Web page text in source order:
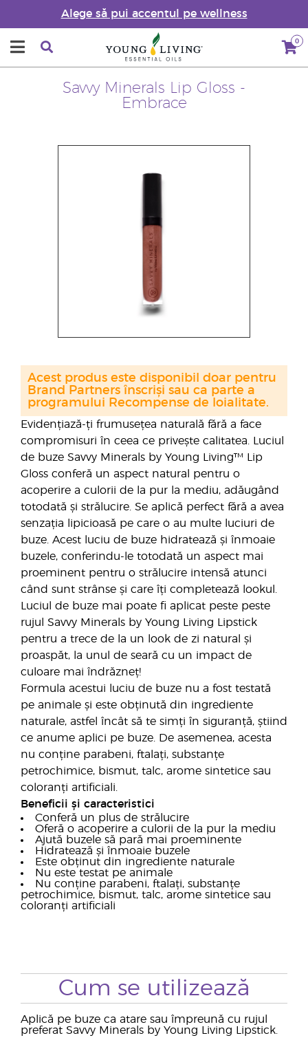
Alege să pui accentul pe wellness
0
Savvy Minerals Lip Gloss -
Embrace
Evidențiază-ți frumusețea naturală fără a face
compromisuri în ceea ce privește calitatea. Luciul
de buze Savvy Minerals by Young Living™ Lip
Gloss conferă un aspect natural pentru o
acoperire a culorii de la pur la mediu, adăugând
totodată și strălucire. Se aplică perfect fără a avea
senzația lipicioasă pe care o au multe luciuri de
buze. Acest luciu de buze hidratează și înmoaie
buzele, conferindu-le totodată un aspect mai
proeminent pentru o strălucire intensă atunci
când sunt strânse și care îți completează lookul.
Luciul de buze mai poate fi aplicat peste peste
rujul Savvy Minerals by Young Living Lipstick
pentru a trece de la un look de zi natural și
proaspăt, la unul de seară cu un impact de
culoare mai îndrăzneț!
Formula acestui luciu de buze nu a fost testată
pe animale și este obținută din ingrediente
naturale, astfel încât să te simți în siguranță, știind
ce anume aplici pe buze. De asemenea, acesta
nu conține parabeni, ftalați, substanțe
petrochimice, bismut, talc, arome sintetice sau
coloranți artificiali.
Beneficii și caracteristici
Conferă un plus de strălucire
Oferă o acoperire a culorii de la pur la mediu
Ajută buzele să pară mai proeminente
Hidratează și înmoaie buzele
Este obținut din ingrediente naturale
Nu este testat pe animale
Nu conține parabeni, ftalați, substanțe
petrochimice, bismut, talc, arome sintetice sau
coloranți artificiali
Acest produs este disponibil doar pentru
Brand Partners înscriși sau ca parte a
programului Recompense de loialitate.
Cum se utilizează
Aplică pe buze ca atare sau împreună cu rujul
preferat Savvy Minerals by Young Living Lipstick.